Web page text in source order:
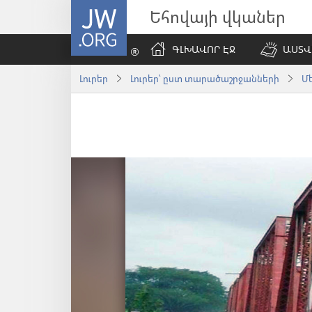
JW.ORG Եհովայի վկաներ
ԳԼԽԱՎՈՐ ԷՋ
Լուրեր Լուրեր՝ ըստ տարածաշրջանների